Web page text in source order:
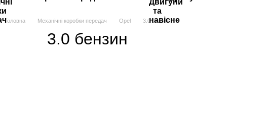
Головна Механічні коробки передач Opel 3.0 бензин
3.0 бензин